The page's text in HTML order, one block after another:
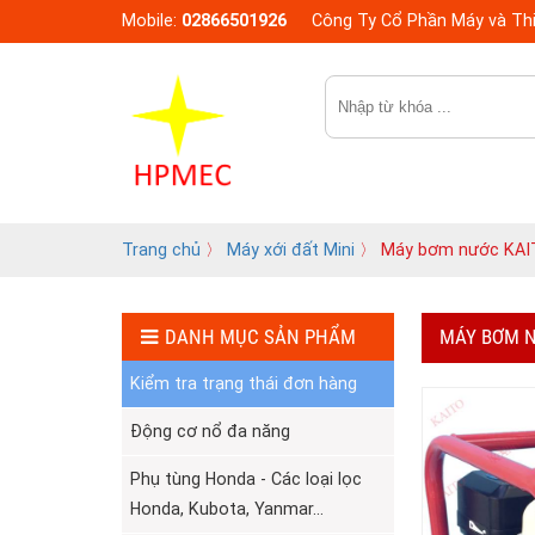
Mobile: 02866501926 Công Ty Cổ Phần Máy và
Trang chủ 〉 Máy xới đất Mini 〉 Máy bơm nước
DANH MỤC SẢN PHẨM
Kiểm tra trạng thái đơn hàng
Động cơ nổ đa năng
Phụ tùng Honda - Các loại lọc
Honda, Kubota, Yanmar...
MÁY BƠM